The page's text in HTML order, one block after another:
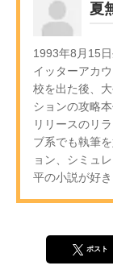
夏
1993年8月15
イッターアカウ
校を出た後、
ションの攻略
リリースのリ
ブ系でも執筆
ョン、シミュ
平の小説が好き
ポスト